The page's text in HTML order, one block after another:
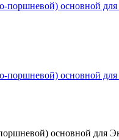
основной для